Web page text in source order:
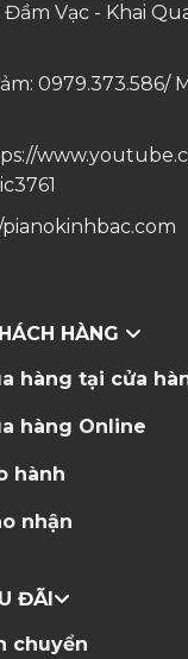
Vạc - Khai
0979.373.586/
HÀNG
hàng tại cửa
hàng Online
hành
nhận
ĐÃI
chuyển